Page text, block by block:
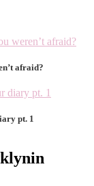
afraid?
pt. 1